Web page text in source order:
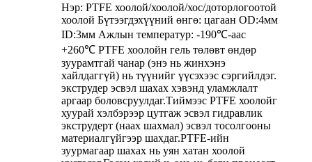
Нэр: PTFE хоолой/хоолой/хос/доторлогоотой
хоолой Бүтээгдэхүүний өнгө: цагаан OD:4мм
ID:3мм Ажлын температур: -190℃-аас
+260℃ PTFE хоолойн гель төлөвт өндөр
зуурамтгай чанар (энэ нь жинхэнэ
хайлдаггүй) нь түүнийг үүсэхээс сэргийлдэг.
экструдер эсвэл шахах хэвэнд уламжлалт
аргаар боловсруулдаг.Тиймээс PTFE хоолойг
хуурай хэлбэрээр цутгаж эсвэл гидравлик
экструдерт (наах шахмал) эсвэл тосолгооны
материалгүйгээр шахдаг.PTFE-ийн
зуурмагаар шахах нь уян хатан хоолой